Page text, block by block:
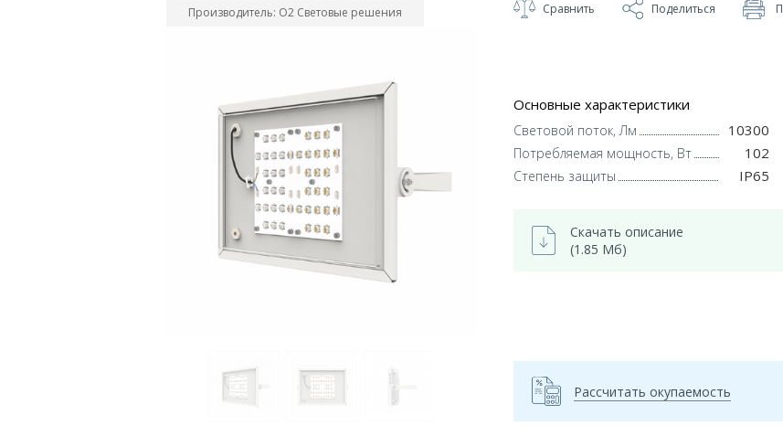
Производитель: О2 Световые решения Сравнить Поделиться
Основные характеристики
Световой поток, Лм 10300
Потребляемая мощность, Вт 102
Степень защиты IP65
Скачать описание
(1.85 Мб)
Рассчитать окупаемость